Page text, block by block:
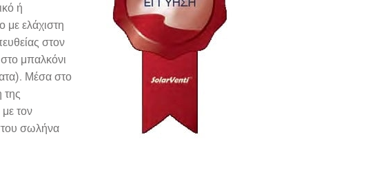
ή
με ελάχιστη
στον
μπαλκόνι
Μέσα στο
της
τον
σωλήνα